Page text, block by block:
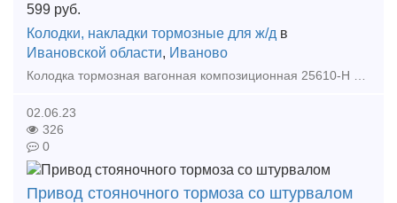
599 руб.
Колодки, накладки тормозные для ж/д в
Ивановской области, Иваново
Колодка тормозная вагонная композиционная 25610-Н с сетчато-проволочным каркасом предназначена для торможения колесных пар подвижного состава. Эффективность работы композиционной тормозной кол
02.06.23
326
0
Привод стояночного тормоза со штурвалом